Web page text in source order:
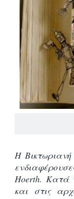
Η Βικτωριανή
Hoerth. Κατά
και στις